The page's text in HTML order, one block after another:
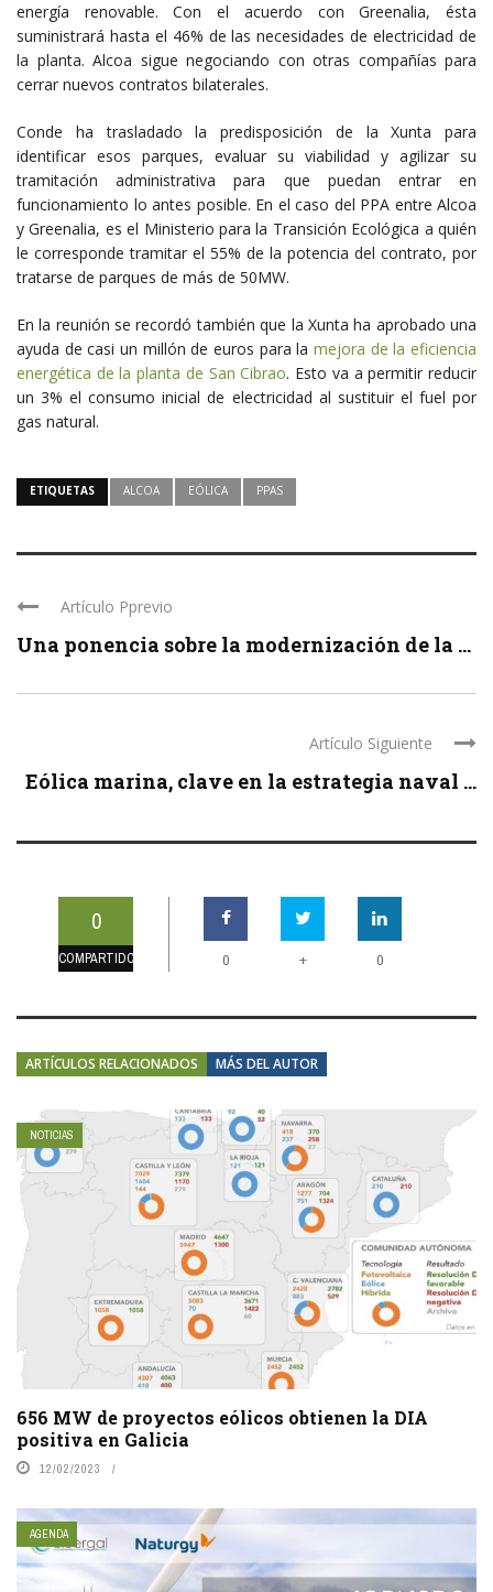
energía renovable. Con el acuerdo con Greenalia, ésta
suministrará hasta el 46% de las necesidades de electricidad de
la planta. Alcoa sigue negociando con otras compañías para
cerrar nuevos contratos bilaterales.
Conde ha trasladado la predisposición de la Xunta para
identificar esos parques, evaluar su viabilidad y agilizar su
tramitación administrativa para que puedan entrar en
funcionamiento lo antes posible. En el caso del PPA entre Alcoa
y Greenalia, es el Ministerio para la Transición Ecológica a quién
le corresponde tramitar el 55% de la potencia del contrato, por
tratarse de parques de más de 50MW.
En la reunión se recordó también que la Xunta ha aprobado una
ayuda de casi un millón de euros para la mejora de la eficiencia
energética de la planta de San Cibrao. Esto va a permitir reducir
un 3% el consumo inicial de electricidad al sustituir el fuel por
gas natural.
ETIQUETAS ALCOA EÓLICA PPAS
Artículo Pprevio
Una ponencia sobre la modernización de la ...
Artículo Siguiente
Eólica marina, clave en la estrategia naval ...
0
COMPARTIDOS 0 + 0
ARTÍCULOS RELACIONADOS MÁS DEL AUTOR
NOTICIAS
656 MW de proyectos eólicos obtienen la DIA
positiva en Galicia
12/02/2023
AGENDA